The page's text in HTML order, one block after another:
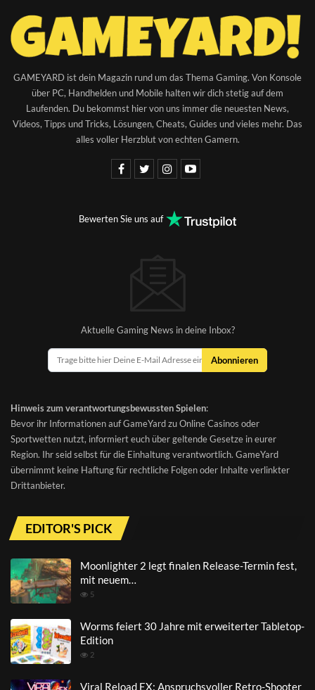
GAMEYARD ist dein Magazin rund um das Thema Gaming. Von Konsole
über PC, Handhelden und Mobile halten wir dich stetig auf dem
Laufenden. Du bekommst hier von uns immer die neuesten News,
Videos, Tipps und Tricks, Lösungen, Cheats, Guides und vieles mehr. Das
alles voller Herzblut von echten Gamern.
Bewerten Sie uns auf
Aktuelle Gaming News in deine Inbox?
Abonnieren
Hinweis zum verantwortungsbewussten Spielen:
Bevor ihr Informationen auf GameYard zu Online Casinos oder
Sportwetten nutzt, informiert euch über geltende Gesetze in eurer
Region. Ihr seid selbst für die Einhaltung verantwortlich. GameYard
übernimmt keine Haftung für rechtliche Folgen oder Inhalte verlinkter
Drittanbieter.
EDITOR'S PICK
Moonlighter 2 legt finalen Release-Termin fest,
mit neuem…
5
Worms feiert 30 Jahre mit erweiterter Tabletop-
Edition
2
Viral Reload EX: Anspruchsvoller Retro-Shooter